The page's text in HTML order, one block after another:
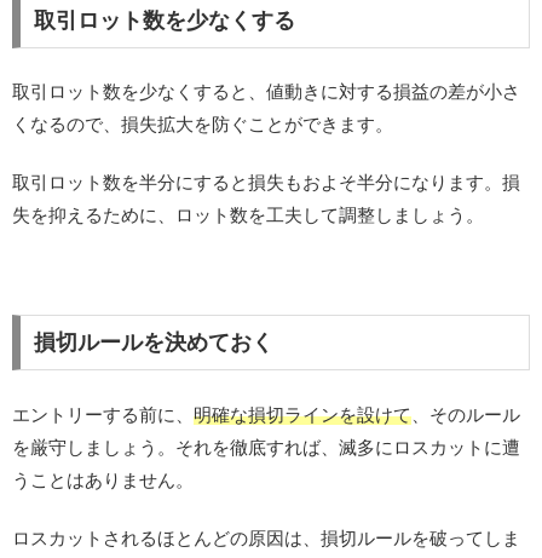
取引ロット数を少なくする
取引ロット数を少なくすると、値動きに対する損益の差が小さ
くなるので、損失拡大を防ぐことができます。
取引ロット数を半分にすると損失もおよそ半分になります。損
失を抑えるために、ロット数を工夫して調整しましょう。
損切ルールを決めておく
エントリーする前に、 明確な損切ラインを設けて 、そのルール
を厳守しましょう。それを徹底すれば、滅多にロスカットに遭
うことはありません。
ロスカットされるほとんどの原因は、損切ルールを破ってしま